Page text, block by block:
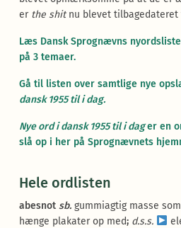
erthe shit nu blevet tilbagedateret
Læs Dansk Sprognævns
på 3 temaer.
Gå til listen over samtlige nye
dansk 1955 til i dag.
Nye ord i dansk 1955 til i dager en
slå op i her på Sprognævnets
Hele ordlisten
abesnot sb. gummiagtig masse
hænge plakater op med; d.s.s.